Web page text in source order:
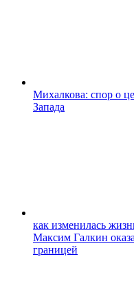
Михалкова: спор о
Запада
как изменилась
Максим Галкин
границей